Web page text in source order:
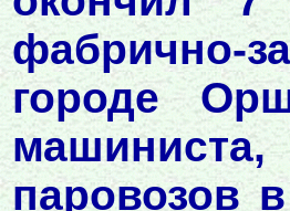
фабрично-
городе
паровозов